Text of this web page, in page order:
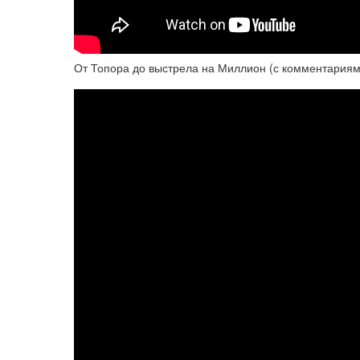
От Топора до выстрела на Миллион (с